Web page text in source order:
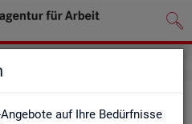
auf Ihre Bedürfnisse
einen Blick